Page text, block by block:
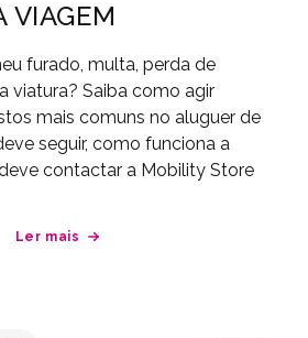
VIAGEM
furado, multa, perda de
viatura? Saiba como agir
mais comuns no aluguer de
seguir, como funciona a
contactar a Mobility Store
Ler mais